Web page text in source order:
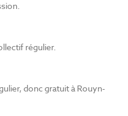
régulier.
donc gratuit à Rouyn-